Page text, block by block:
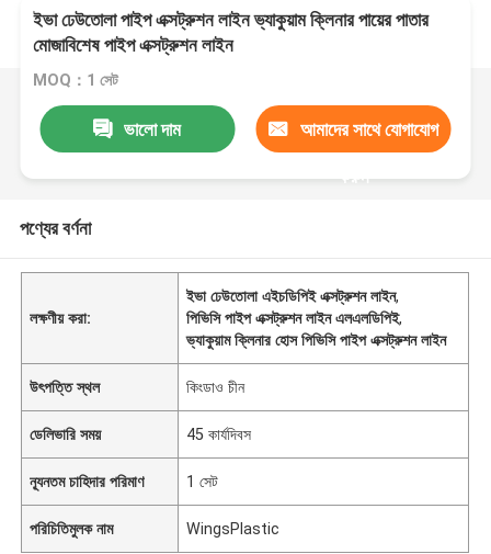
ইভা ঢেউতোলা পাইপ এক্সট্রুশন লাইন ভ্যাকুয়াম ক্লিনার পায়ের পাতার
মোজাবিশেষ পাইপ এক্সট্রুশন লাইন
MOQ：1 সেট
ভালো দাম আমাদের সাথে যোগাযোগ
করুন
পণ্যের বর্ণনা
লক্ষণীয় করা:
ইভা ঢেউতোলা এইচডিপিই এক্সট্রুশন লাইন,
পিভিসি পাইপ এক্সট্রুশন লাইন এলএলডিপিই,
ভ্যাকুয়াম ক্লিনার হোস পিভিসি পাইপ এক্সট্রুশন লাইন
উৎপত্তি স্থল কিংডাও চীন
ডেলিভারি সময় 45 কার্যদিবস
ন্যূনতম চাহিদার পরিমাণ 1 সেট
পরিচিতিমুলক নাম WingsPlastic